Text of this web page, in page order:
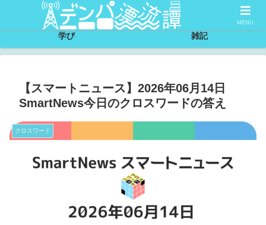
サイトについて
学び 雑記
【スマートニュース】2026年06月14日
SmartNews今日のクロスワードの答え
クロスワード
MENU